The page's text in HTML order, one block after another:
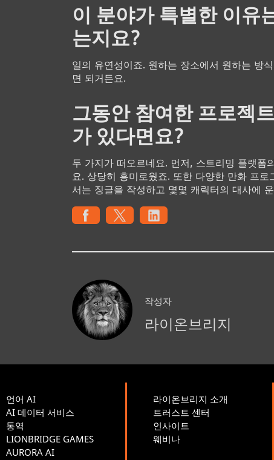
이 분야가 특별한 이유
는지요?
일의 유연성이죠. 원하는 장소에서 원하는 방
면 되거든요.
그동안 참여한 프로젝
가 있다면요?
두 가지가 떠오르네요. 먼저, 스트리밍 플랫폼
요. 상당히 흥미로웠죠. 또한 다양한 만화 프
서는 징글을 작성하고 몇몇 캐릭터의 대사에
작성자
라이온브리지
언어 AI
AI 데이터 서비스
통역
LIONBRIDGE GAMES
AURORA AI
라이온브리지 소개
트러스트 센터
인사이트
웨비나